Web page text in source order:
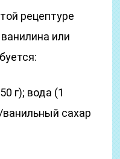
рецептуре
или
г); вода (1
сахар